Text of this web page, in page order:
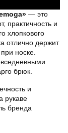
— это
практичность и
хлопкового
отлично держит
носке.
брюк.
и
рукаве
бренда